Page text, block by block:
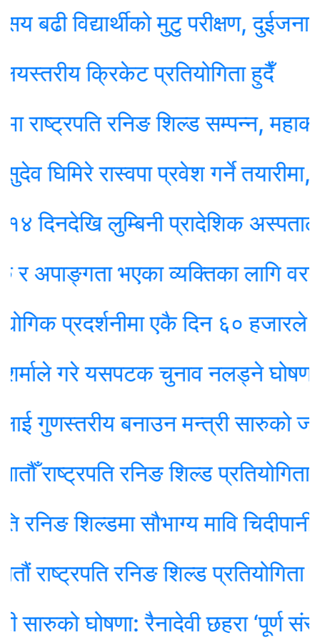
विद्यार्थीको मुटु परीक्षण, दुईजनाको
क्रिकेट प्रतियोगिता हुदैँ
रनिङ शिल्ड सम्पन्न, महाकाली
रास्वपा प्रवेश गर्ने तयारीमा,
लुम्बिनी प्रादेशिक अस्पतालमा
भएका व्यक्तिका लागि वरदान
प्रदर्शनीमा एकै दिन ६० हजारले गरे
गरे यसपटक चुनाव नलड्ने घोषणा
बनाउन मन्त्री सारुको जोड
रनिङ शिल्ड प्रतियोगिता सुरु
शिल्डमा सौभाग्य मावि चिदीपानी
रनिङ शिल्ड प्रतियोगिता सुरु
घोषणा: रैनादेवी छहरा ‘पूर्ण